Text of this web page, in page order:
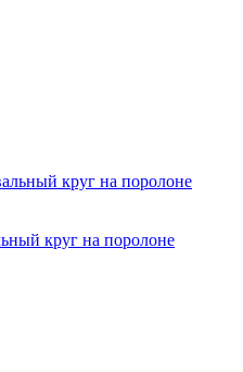
круг на поролоне